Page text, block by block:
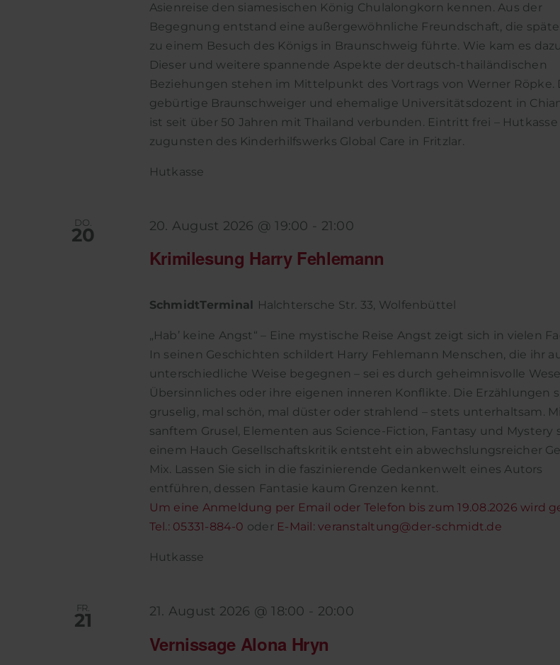
Asienreise den siamesischen König Chulalongkorn kennen. Aus der
Begegnung entstand eine außergewöhnliche Freundschaft, die
zu einem Besuch des Königs in Braunschweig führte. Wie kam es
Dieser und weitere spannende Aspekte der deutsch-thailändischen
Beziehungen stehen im Mittelpunkt des Vortrags von Werner Röpke.
gebürtige Braunschweiger und ehemalige Universitätsdozent in
ist seit über 50 Jahren mit Thailand verbunden. Eintritt frei – Hutkasse
zugunsten des Kinderhilfswerks Global Care in Fritzlar.
Hutkasse
DO.
20
Krimilesung Harry Fehlemann
20. August 2026 @ 19:00 - 21:00
SchmidtTerminal Halchtersche Str. 33, Wolfenbüttel
„Hab’ keine Angst“ – Eine mystische Reise Angst zeigt sich in vielen
In seinen Geschichten schildert Harry Fehlemann Menschen, die ihr
unterschiedliche Weise begegnen – sei es durch geheimnisvolle
Übersinnliches oder ihre eigenen inneren Konflikte. Die Erzählungen
gruselig, mal schön, mal düster oder strahlend – stets unterhaltsam.
sanftem Grusel, Elementen aus Science-Fiction, Fantasy und Mystery
einem Hauch Gesellschaftskritik entsteht ein abwechslungsreicher
Mix. Lassen Sie sich in die faszinierende Gedankenwelt eines Autors
entführen, dessen Fantasie kaum Grenzen kennt.
Um eine Anmeldung per Email oder Telefon bis zum 19.08.2026 wird
Tel.: 05331-884-0 oder E-Mail: veranstaltung@der-schmidt.de
Hutkasse
FR.
21
Vernissage Alona Hryn
21. August 2026 @ 18:00 - 20:00